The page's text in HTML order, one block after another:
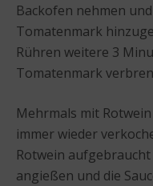
Backofen nehmen
Tomatenmark
Rühren weitere 3
Tomatenmark
Mehrmals mit
immer wieder
Rotwein
angießen und die